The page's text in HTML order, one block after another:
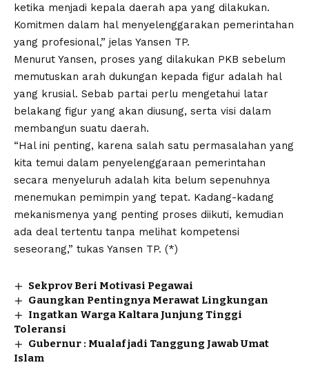
ketika menjadi kepala daerah apa yang dilakukan.
Komitmen dalam hal menyelenggarakan pemerintahan
yang profesional,” jelas Yansen TP.
Menurut Yansen, proses yang dilakukan PKB sebelum
memutuskan arah dukungan kepada figur adalah hal
yang krusial. Sebab partai perlu mengetahui latar
belakang figur yang akan diusung, serta visi dalam
membangun suatu daerah.
“Hal ini penting, karena salah satu permasalahan yang
kita temui dalam penyelenggaraan pemerintahan
secara menyeluruh adalah kita belum sepenuhnya
menemukan pemimpin yang tepat. Kadang-kadang
mekanismenya yang penting proses diikuti, kemudian
ada deal tertentu tanpa melihat kompetensi
seseorang,” tukas Yansen TP. (*)
Sekprov Beri Motivasi Pegawai
Gaungkan Pentingnya Merawat Lingkungan
Ingatkan Warga Kaltara Junjung Tinggi
Toleransi
Gubernur : Mualaf jadi Tanggung Jawab Umat
Islam